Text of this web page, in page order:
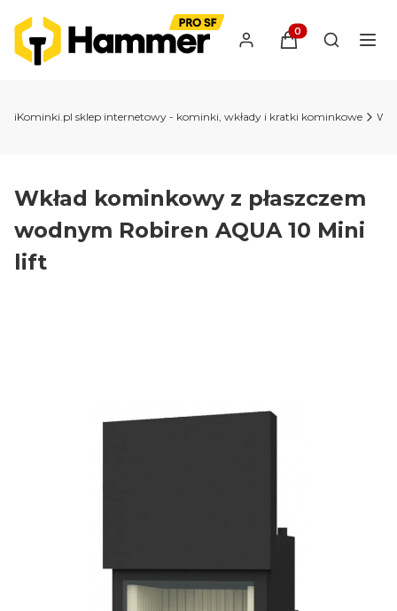
Produkty w
Otwórz
iKominki.pl sklep internetowy - kominki, wkłady i kratki kominkowe
Wkład kominkowy z płaszczem
wodnym Robiren AQUA 10 Mini
lift